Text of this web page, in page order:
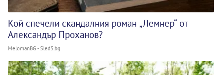
Кой спечели скандалния роман „Лемнер“ от
Александър Проханов?
MelomanBG - Sled5.bg